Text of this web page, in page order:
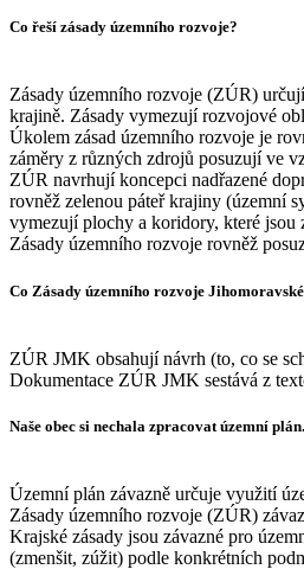
Co řeší zásady územního rozvoje?
Zásady územního rozvoje (ZÚR)
krajině. Zásady vymezují rozvojové
Úkolem zásad územního rozvoje je
záměry z různých zdrojů posuzují ve
ZÚR navrhují koncepci nadřazené
rovněž zelenou páteř krajiny (územní
vymezují plochy a koridory, které jsou
Zásady územního rozvoje rovněž
Co Zásady územního rozvoje
ZÚR JMK obsahují návrh (to, co se
Dokumentace ZÚR JMK sestává z
Naše obec si nechala zpracovat územní
Územní plán závazně určuje využití
Zásady územního rozvoje (ZÚR)
Krajské zásady jsou závazné pro
(zmenšit, zúžit) podle konkrétních